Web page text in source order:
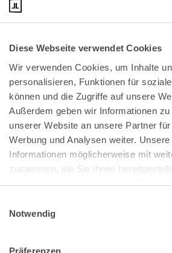
Diese Webseite verwendet Cookies
Wir verwenden Cookies, um Inhalte
personalisieren, Funktionen für
können und die Zugriffe auf unsere
Außerdem geben wir Informationen
unserer Website an unsere Partner
Werbung und Analysen weiter.
Informationen möglicherweise mit
zusammen, die Sie ihnen
im Rahmen Ihrer Nutzung der
Impressum
Notwendig
Präferenzen
Bundeskanzlerplatz 2
53113 Bonn
Pressemitteilungen|AGB
Impressum|Datenschutz